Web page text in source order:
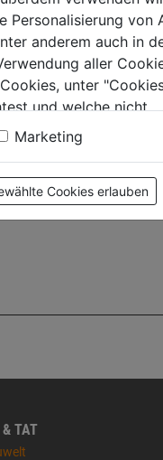
& TAT
von
anderem auch in
aller
unter
und welche nicht.
Marketing
Cookies erlauben